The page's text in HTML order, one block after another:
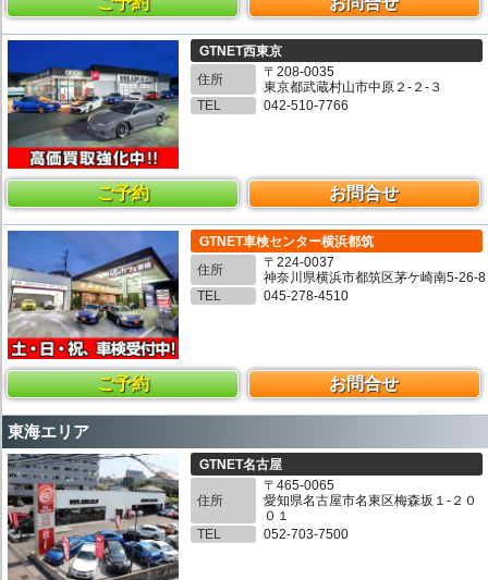
GTNET西東京
住所
〒208-0035
東京都武蔵村山市中原２-２-３
TEL
042-510-7766
ご予約 お問合せ
GTNET車検センター横浜都筑
住所
〒224-0037
神奈川県横浜市都筑区茅ケ崎南5-26-8
TEL
045-278-4510
ご予約 お問合せ
東海エリア
GTNET名古屋
住所
〒465-0065
愛知県名古屋市名東区梅森坂１-２０
０１
TEL
052-703-7500